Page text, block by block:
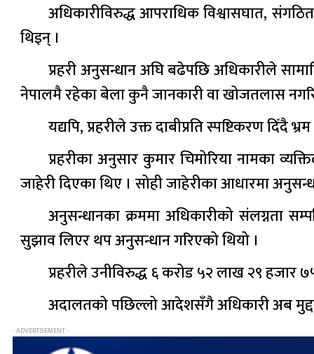
अधिकारीविरुद्ध आपराधिक विश्वासघात,
थिइन् ।
प्रहरी अनुसन्धान अघि बढेपछि अधिकारीले
नेपालमै रहेका बेला कुनै जानकारी वा खोजतलास
यद्यपि, प्रहरीले उक्त दाबीप्रति स्पष्टिकरण दिँदै
प्रहरीका अनुसार कुमार चिमोरिया नामका
जाहेरी दिएका थिए । सोही जाहेरीका आधारमा
अनुसन्धानका क्रममा अधिकारीको संलग्नता
सुझाव लिएर थप अनुसन्धान गरिएको थियो ।
प्रहरीले उनीविरुद्ध ६ करोड ५२ लाख २९ हजार
अदालतको पछिल्लो आदेशसँगै अधिकारी अब
- ADVERTISEMENT -